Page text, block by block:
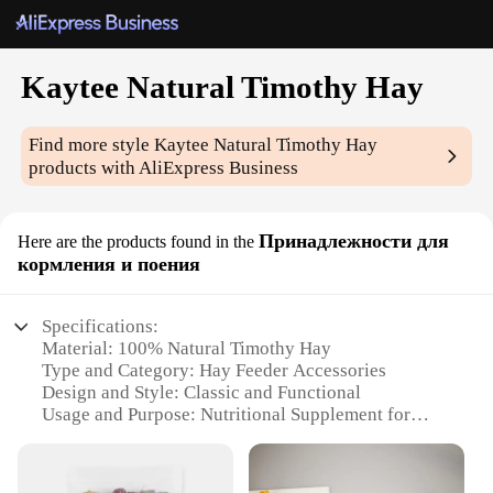
Kaytee Natural Timothy Hay
Find more styleKaytee Natural Timothy Hay
products with AliExpress Business
Here are the products found in the Принадлежности для
кормления и поения
Specifications:
Material: 100% Natural Timothy Hay
Type and Category: Hay Feeder Accessories
Design and Style: Classic and Functional
Usage and Purpose: Nutritional Supplement for
Typical Adaptive Scenario: Ideal for Small Pets